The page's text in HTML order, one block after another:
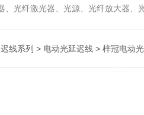
WDM准直器、光隔离器、环形器（三端口、四端口）、偏振分束器/合束器、起偏器、耦合器、单纤
线系列 > 电动光延迟线 > 梓冠电动